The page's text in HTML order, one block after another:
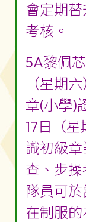
會定期
考核。
5A黎佩
（星期
章(小學)
17日（
識初級
查、步
隊員可
在制服